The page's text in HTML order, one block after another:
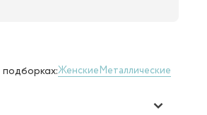
ЖенскиеМеталлические